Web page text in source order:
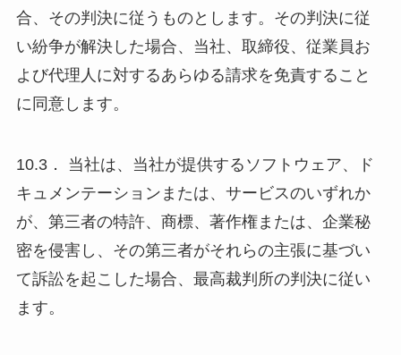
合、その判決に従うものとします。その判決に従
い紛争が解決した場合、当社、取締役、従業員お
よび代理人に対するあらゆる請求を免責すること
に同意します。
10.3． 当社は、当社が提供するソフトウェア、ド
キュメンテーションまたは、サービスのいずれか
が、第三者の特許、商標、著作権または、企業秘
密を侵害し、その第三者がそれらの主張に基づい
て訴訟を起こした場合、最高裁判所の判決に従い
ます。